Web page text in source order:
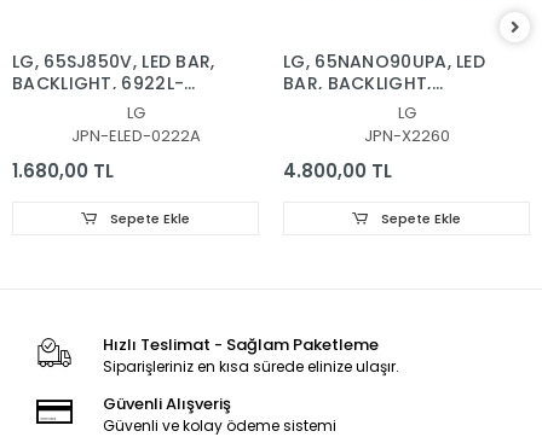
LG, 65SJ850V, LED BAR,
BACKLIGHT, 6922L-
0222A, 6916L2879A,
6916L2873A, 65'' V17
AS1 2879, 2873
LG
JPN-ELED-0222A
1.680,00 TL
Sepete Ekle
LG, 65NANO90UPA, LED
BAR, BACKLIGHT,
LG
JPN-X2260
4.800,00 TL
Sepete Ekle
Hızlı Teslimat - Sağlam Paketleme
Siparişleriniz en kısa sürede elinize ulaşır.
Güvenli Alışveriş
Güvenli ve kolay ödeme sistemi